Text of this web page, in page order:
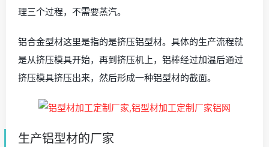
理三个过程，不需要蒸汽。
铝合金型材这里是指的是挤压铝型材。具体的生产流程就
是从挤压模具开始，再到挤压机上，铝棒经过加温后通过
挤压模具挤压出来，然后形成一种铝型材的截面。
生产铝型材的厂家